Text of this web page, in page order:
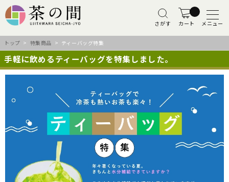
さがす カート メニュー
トップ > 特集商品 > ティーバッグ特集
手軽に飲めるティーバッグを特集しました。